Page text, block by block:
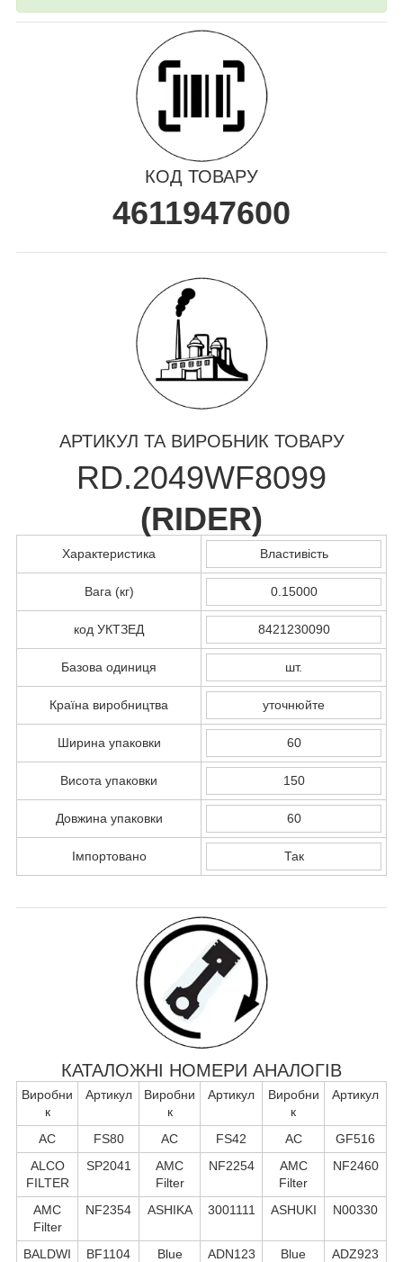
КОД ТОВАРУ
4611947600
АРТИКУЛ ТА ВИРОБНИК ТОВАРУ
RD.2049WF8099
(RIDER)
Характеристика Властивість
Вага (кг) 0.15000
код УКТЗЕД 8421230090
Базова одиниця шт.
Країна виробництва уточнюйте
Ширина упаковки 60
Висота упаковки 150
Довжина упаковки 60
Імпортовано Так
КАТАЛОЖНІ НОМЕРИ АНАЛОГІВ
Виробни
к
Артикул
Виробни
к
Артикул
Виробни
к
Артикул
AC FS80 AC FS42 AC
GF516
ALCO
FILTER
SP2041
AMC
Filter
NF2254
AMC
Filter
NF2460
AMC
Filter
NF2354 ASHIKA 3001111 ASHUKI N00330
BALDWI
BF1104
Blue
ADN123
Blue
ADZ923